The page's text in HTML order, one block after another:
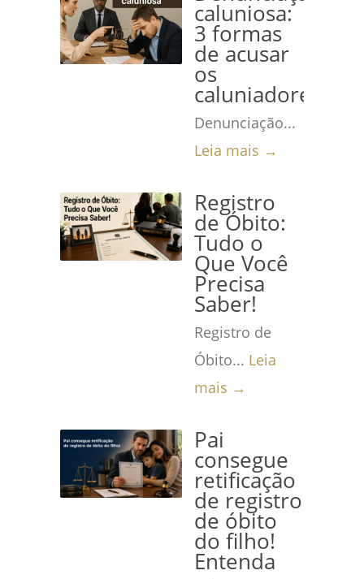
caluniosa:
3 formas
de acusar
os
caluniadores
Denunciação...
Leia mais →
Registro
de Óbito:
Tudo o
Que Você
Precisa
Saber!
Registro de
Óbito... Leia
mais →
Pai
consegue
retificação
de registro
de óbito
do filho!
Entenda